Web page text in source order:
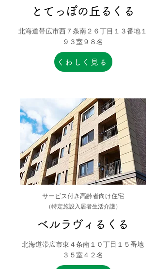
とてっぽの丘るくる
北海道帯広市西７条南２６丁目１３番地１
９３室９８名
くわしく見る
サービス付き高齢者向け住宅
（特定施設入居者生活介護）
ベルラヴィるくる
北海道帯広市東４条南１０丁目１５番地
３５室４２名